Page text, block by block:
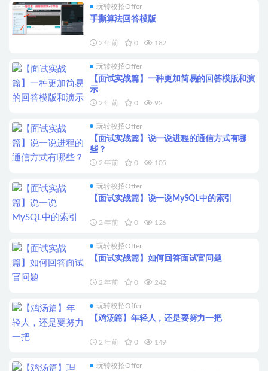
玩转校招Offer
手撕算法回答模版
2 年前 0 182
玩转校招Offer
【面试实战篇】一种更加简易的回答模版和演
示
2 年前 0 92
玩转校招Offer
【面试实战篇】说一说进程的通信方式有哪
些？
2 年前 0 105
玩转校招Offer
【面试实战篇】说一说MySQL中的索引
2 年前 0 126
玩转校招Offer
【面试实战篇】如何回答面试官问题
2 年前 0 242
玩转校招Offer
【鸡汤篇】年轻人，还是要努力一把
2 年前 0 149
玩转校招Offer